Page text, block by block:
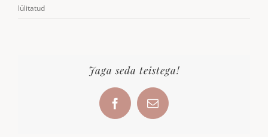
lülitatud
Jaga seda teistega!
FacebookEmail